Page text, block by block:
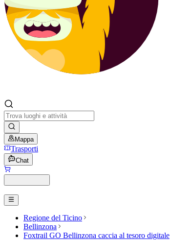
Mappa
Trasporti
Chat
Regione del Ticino
Bellinzona
Foxtrail GO Bellinzona caccia al tesoro digitale